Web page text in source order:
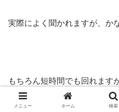
実際によく聞かれますが、か
もちろん短時間でも回れます
く確保したほうが満足度は高
メニュー ホーム 検索